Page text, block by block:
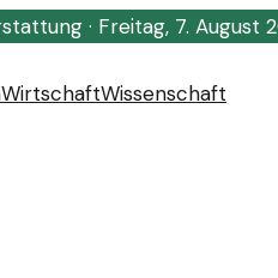
· Freitag, 7. August
WirtschaftWissenschaft